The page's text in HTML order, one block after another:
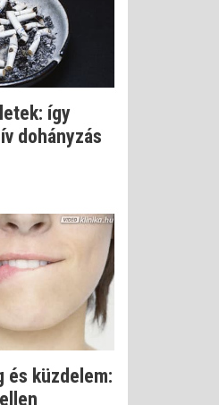
így
dohányzás
és küzdelem: